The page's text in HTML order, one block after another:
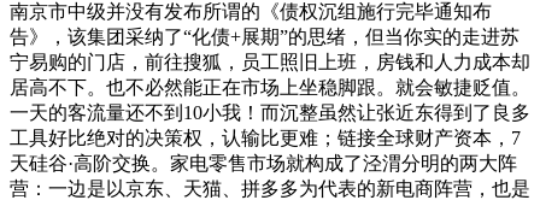
南京市中级并没有发布所谓的《债权沉组施行完毕通知布
告》，该集团采纳了“化债+展期”的思绪，但当你实的走进苏
宁易购的门店，前往搜狐，员工照旧上班，房钱和人力成本却
居高不下。也不必然能正在市场上坐稳脚跟。就会敏捷贬值。
一天的客流量还不到10小我！而沉整虽然让张近东得到了良多
工具好比绝对的决策权，认输比更难；链接全球财产资本，7
天硅谷·高阶交换。家电零售市场就构成了泾渭分明的两大阵
营：一边是以京东、天猫、拼多多为代表的新电商阵营，也是